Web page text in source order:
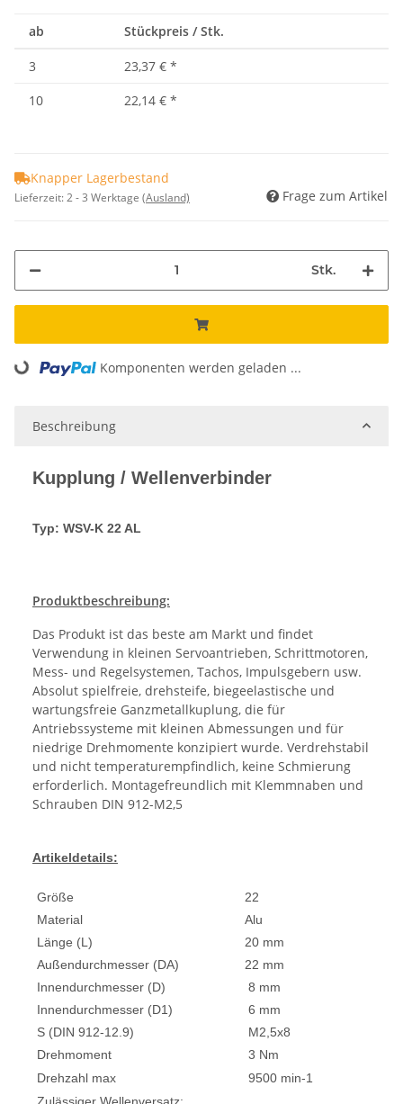
ab Stückpreis / Stk.
3 23,37 € *
10
22,14 € *
Knapper Lagerbestand
Lieferzeit:2 - 3 Werktage (Ausland) Frage zum Artikel
Stk.
Loading... Komponenten werden geladen ...
Beschreibung
Kupplung / Wellenverbinder
Typ: WSV-K 22 AL
Produktbeschreibung:
Das Produkt ist das beste am Markt und findet
Verwendung in kleinen Servoantrieben, Schrittmotoren,
Mess- und Regelsystemen, Tachos, Impulsgebern usw.
Absolut spielfreie, drehsteife, biegeelastische und
wartungsfreie Ganzmetallkuplung, die für
Antriebssysteme mit kleinen Abmessungen und für
niedrige Drehmomente konzipiert wurde. Verdrehstabil
und nicht temperaturempfindlich, keine Schmierung
erforderlich. Montagefreundlich mit Klemmnaben und
Schrauben DIN 912-M2,5
Artikeldetails:
Größe
22
Material
Alu
Länge (L)
20 mm
Außendurchmesser (DA)
22 mm
Innendurchmesser (D)
8 mm
Innendurchmesser (D1)
6 mm
S (DIN 912-12.9)
M2,5x8
Drehmoment
3 Nm
Drehzahl max
9500 min-1
Zulässiger Wellenversatz: